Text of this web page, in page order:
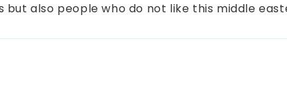
but also people who do not like this middle